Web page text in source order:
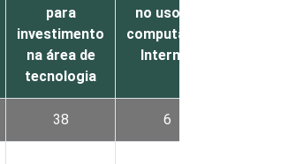
para
investimento
na área de
tecnologia
no uso de
computador
Internet
38 6